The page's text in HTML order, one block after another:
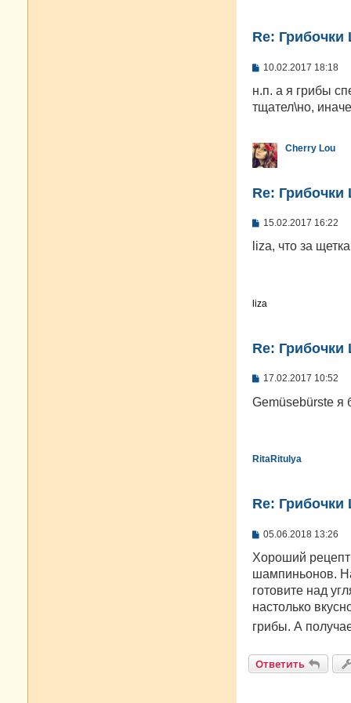
Re:
С
о
щ
и
е
10.02.2017 18:18
н.п. а я грибы
тщател\но,
Cherry Lou
Re:
С
о
и
е
15.02.2017 16:22
liza, что за
liza
Re:
С
о
и
е
17.02.2017 10:52
Gemüsebürste я
RitaRitulya
Re:
С
о
щ
е
и
е
05.06.2018 13:26
Хороший
шампиньонов.
готовите над
настолько
грибы. А
Ответить